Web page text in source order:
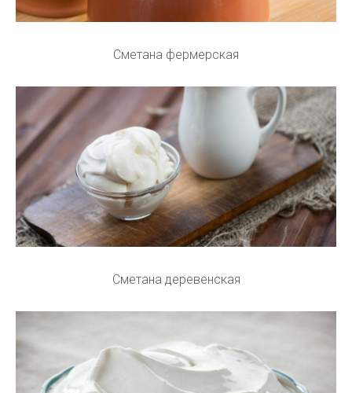
Сметана фермерская
Сметана деревенская